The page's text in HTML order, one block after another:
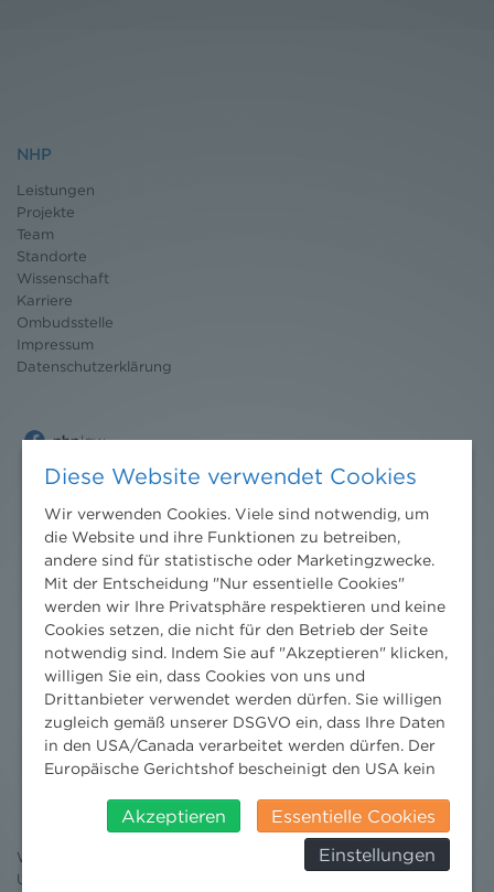
NHP
Leistungen
Projekte
Team
Standorte
Wissenschaft
Karriere
Ombudsstelle
Impressum
Datenschutzerklärung
Nachrichten
Newsletter
3 Minuten Umweltrecht
Willkommen Umweltrecht
Umweltrechtsblog
Diese Website verwendet Cookies
Wir verwenden Cookies. Viele sind notwendig, um
die Website und ihre Funktionen zu betreiben,
andere sind für statistische oder Marketingzwecke.
Mit der Entscheidung "Nur essentielle Cookies"
werden wir Ihre Privatsphäre respektieren und keine
Cookies setzen, die nicht für den Betrieb der Seite
notwendig sind. Indem Sie auf "Akzeptieren" klicken,
willigen Sie ein, dass Cookies von uns und
Drittanbieter verwendet werden dürfen. Sie willigen
zugleich gemäß unserer DSGVO ein, dass Ihre Daten
in den USA/Canada verarbeitet werden dürfen. Der
Europäische Gerichtshof bescheinigt den USA kein
insbesondere das Risiko, dass ihre Daten durch US-
Behörden, zu Kontroll- und zu
Überwachungszwecken, verarbeitet werden und
Akzeptieren
Essentielle Cookies
Einstellungen